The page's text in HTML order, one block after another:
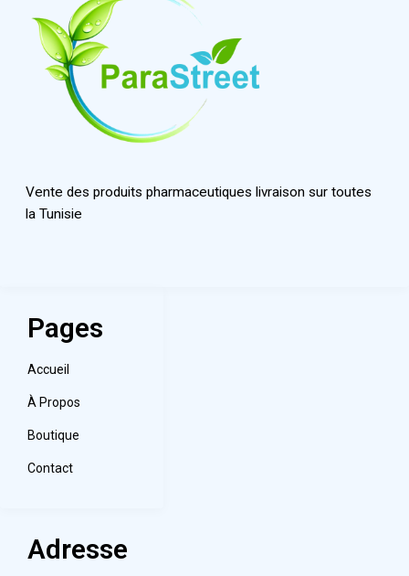
Vente des produits pharmaceutiques livraison sur toutes
la Tunisie
Pages
Accueil
À Propos
Boutique
Contact
Adresse